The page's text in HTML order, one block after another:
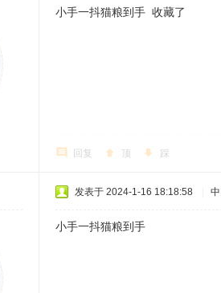
小手一抖猫粮到手 收藏了
回复 顶 踩
发表于 2024-1-16 18:18:58
小手一抖猫粮到手